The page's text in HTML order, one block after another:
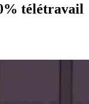
télétravail